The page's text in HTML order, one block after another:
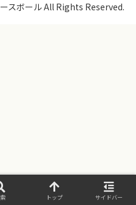
スボール All Rights Reserved.
トップ サイドバー